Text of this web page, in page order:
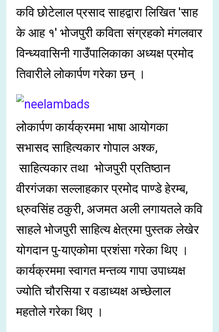
कवि छोटेलाल प्रसाद साहद्वारा लिखित 'साह
के आह १' भोजपुरी कविता संग्रहको मंगलवार
विन्ध्यवासिनी गाउँपालिकाका अध्यक्ष प्रमोद
तिवारीले लोकार्पण गरेका छन् ।
लोकार्पण कार्यक्रममा भाषा आयोगका
सभासद साहित्यकार गोपाल अश्क,
साहित्यकार तथा भोजपुरी प्रतिष्ठान
वीरगंजका सल्लाहकार प्रमोद पाण्डे हेरम्ब,
ध्रुवसिंह ठकुरी, अजमत अली लगायतले कवि
साहले भोजपुरी साहित्य क्षेत्रमा पुस्तक लेखेर
योगदान पु-याएकोमा प्रशंसा गरेका थिए ।
कार्यक्रममा स्वागत मन्तव्य गापा उपाध्यक्ष
ज्योति चौरसिया र वडाध्यक्ष अच्छेलाल
महतोले गरेका थिए ।